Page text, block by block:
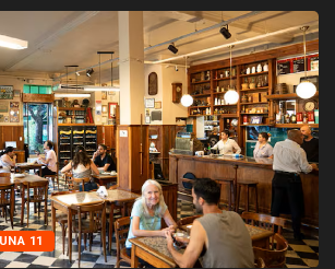
11